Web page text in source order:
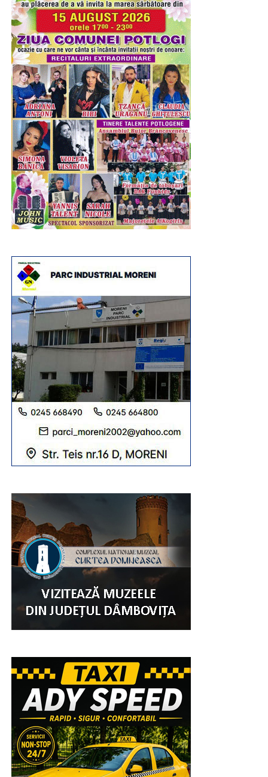
profesorii coordonatori.
RECLAMA
„Celebrările liturgice ale zilei de 10 august se vor
încheia cu Pelerinajul celor peste 4.000 de tineri din
Arhiepiscopia Târgoviștei, care vor străbate centrul
vechi al orașului cu moaștele Sfântului Ierarh Nifon.
Procesiunea se va opri la Mănăstirea Stelea și la
statuia Sfinților Martiri Brâncoveni din fața Primăriei
Municipiului Târgoviște, iar apoi se va întoarce la
Catedrală.
Studenților Creștini Ortodocși din România, de la
Seminarul Teologic „Sf. Ioan Gură de Aur” și de la
Facultatea de Teologie și Științele Educației a
Universității „Valahia”.
Momentul central al sărbătorii se va desfășura marți,
11 august 2026, de la ora 07:00 și va cuprinde Sfânta
Liturghie și pelerinajul la moaștele Sf. Ier. Nifon,